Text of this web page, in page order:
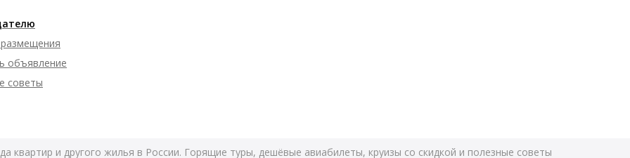
объявление
советы
квартир и другого жилья в России. Горящие туры, дешёвые авиабилеты, круизы со скидкой и полезные советы